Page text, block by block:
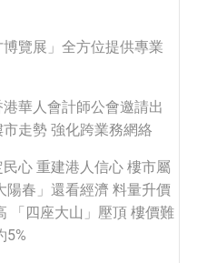
覽展」全方位提供專業
華人會計師公會邀請出
走勢 強化跨業務網絡
心 重建港人信心 樓市屬
陽春」還看經濟 料量升價
「四座大山」壓頂 樓價難
5%